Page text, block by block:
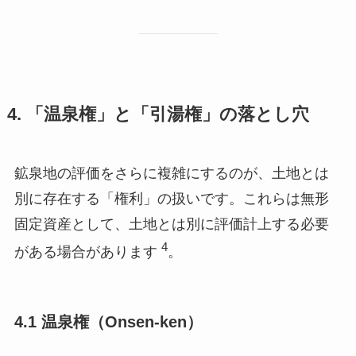
4. 「温泉権」と「引湯権」の落とし穴
鉱泉地の評価をさらに複雑にするのが、土地とは
別に存在する「権利」の扱いです。これらは無形
固定資産として、土地とは別に評価計上する必要
がある場合があります 4。
4.1 温泉権（Onsen-ken）